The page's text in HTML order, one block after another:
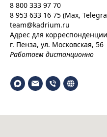
8 800 333 97 70
8 953 633 16 75 (Max,
team@kadrium.ru
Адрес для
г. Пенза, ул. Московская, 56
Работаем дистанционно